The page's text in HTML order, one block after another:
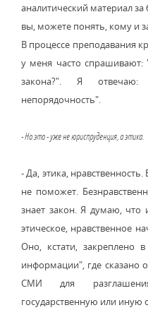
аналитический материал
вы, можете понять, кому и
В процессе преподавания
у меня часто
закона?". Я
непорядочность".
- Но это - уже не юриспруденция, а этика.
- Да, этика,
не поможет.
знает закон. Я думаю, что
этическое, нравственное
Оно, кстати, закреплено
информации", где сказано
СМИ для
государственную или